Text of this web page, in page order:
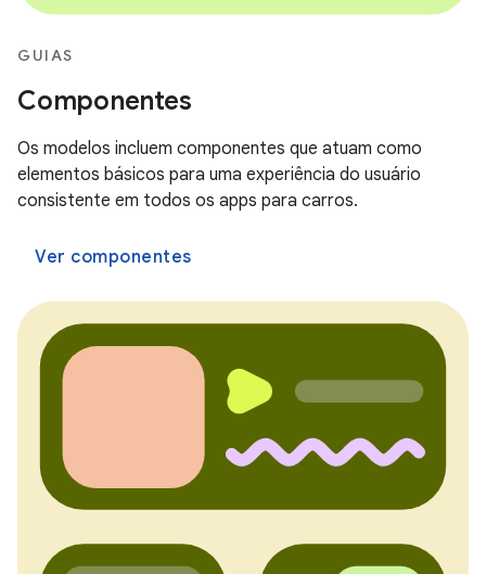
GUIAS
Componentes
Os modelos incluem componentes que atuam como
elementos básicos para uma experiência do usuário
consistente em todos os apps para carros.
Ver componentes